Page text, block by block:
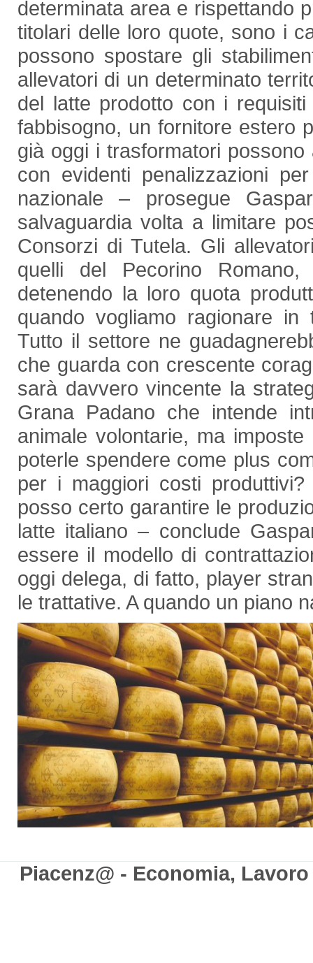
determinata area e rispettando
titolari delle loro quote, sono i
possono spostare gli
allevatori di un determinato
del latte prodotto con i
fabbisogno, un fornitore estero
già oggi i trasformatori
con evidenti penalizzazioni
nazionale – prosegue
salvaguardia volta a limitare
Consorzi di Tutela. Gli
quelli del Pecorino
detenendo la loro quota
quando vogliamo ragionare in
Tutto il settore ne
che guarda con crescente
sarà davvero vincente la
Grana Padano che intende
animale volontarie, ma
poterle spendere come plus
per i maggiori costi
posso certo garantire le
latte italiano – conclude
essere il modello di
oggi delega, di fatto, player
le trattative. A quando un piano
Piacenz@ - Economia,